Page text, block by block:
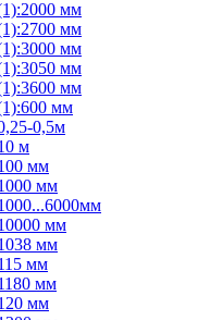
мм
мм
мм
мм
мм
мм
0,5м
м
мм
мм
мм
мм
мм
мм
мм